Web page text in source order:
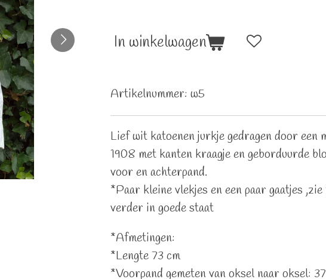
In winkelwagen
Artikelnummer: w5
Lief wit katoenen jurkje gedragen door een
1908 met kanten kraagje en geborduurde
voor en achterpand.
*Paar kleine vlekjes en een paar gaatjes
verder in goede staat
*Afmetingen:
*Lengte 73 cm
*Voorpand gemeten van oksel naar oksel: